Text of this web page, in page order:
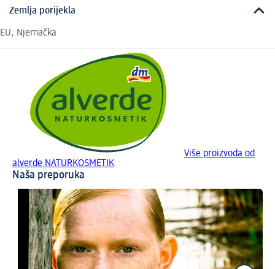
Zemlja porijekla
EU, Njemačka
Više proizvoda od
alverde NATURKOSMETIK
Naša preporuka